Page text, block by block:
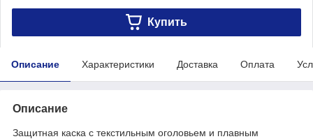
Купить
Описание Характеристики Доставка Оплата
Описание
Защитная каска с текстильным оголовьем и плавным